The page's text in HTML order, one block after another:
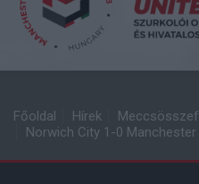
Főoldal Hírek
Norwich City 1-0 Manchester